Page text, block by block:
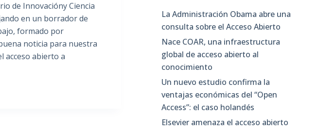
de Innovacióny Ciencia
en un borrador de
formado por
noticia para nuestra
acceso abierto a
La Administración Obama abre una
consulta sobre el Acceso Abierto
Nace COAR, una infraestructura
global de acceso abierto al
conocimiento
Un nuevo estudio confirma la
ventajas económicas del “Open
Access”: el caso holandés
Elsevier amenaza el acceso abierto